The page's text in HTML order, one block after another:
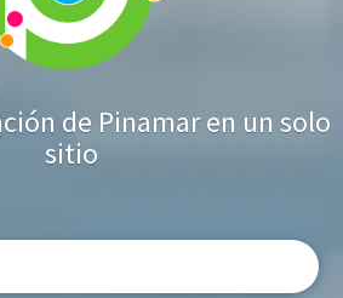
de Pinamar en un solo
sitio